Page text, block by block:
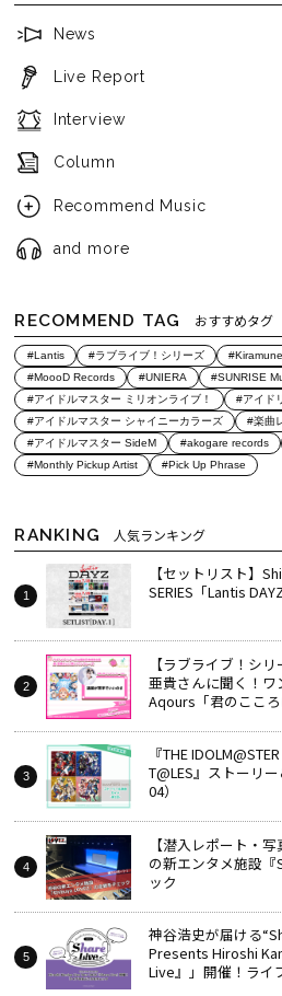
News
Live Report
Interview
Column
Recommend Music
and more
RECOMMEND TAG おすすめタグ
#Lantis #ラブライブ！シリーズ #Kiramune
#MoooD Records
#UNIERA
#SUNRISE
#アイドルマスター ミリオンライブ！
#アイド
#アイドルマスター シャイニーカラーズ
#楽曲
#アイドルマスター SideM
#akogare records
#Monthly Pickup Artist
#Pick Up Phrase
RANKING 人気ランキング
【セットリスト】
SERIES「Lantis
【ラブライブ！シ
亜貴さんに聞く！ワ
Aqours「君のこころ
『THE
T@LES』ストーリ
04）
【潜入レポート・
の新エンタメ施設『
ック
神谷浩史が届ける
Presents Hiroshi
Live』」開催！ライ